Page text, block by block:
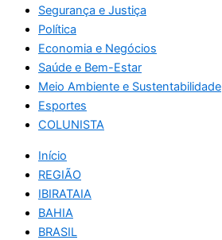
Segurança e Justiça
Política
Economia e Negócios
Saúde e Bem-Estar
Meio Ambiente e Sustentabilidade
Esportes
COLUNISTA
Início
REGIÃO
IBIRATAIA
BAHIA
BRASIL